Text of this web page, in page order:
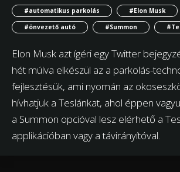
#automatikus parkolás
#Elon Musk
#önvezető autó
#Summon
Elon Musk azt ígéri egy Twitter
hét múlva elkészül az a parkolás-
fejlesztésük, ami nyomán az
hívhatjuk a Teslánkat, ahol éppen
a Summon opcióval lesz elérhető a
applikációban vagy a távirányítóval.